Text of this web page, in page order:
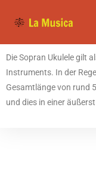
Die Sopran Ukulele gilt
Instruments. In der
Gesamtlänge von rund
und dies in einer